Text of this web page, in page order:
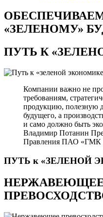
«ЗЕЛЕНОМУ»
ПУТЬ К
Компании важно не
требованиям,
продукцию, полезную
будущего, а
и само должно быть
Владимир Потанин
Правления ПАО «ГМК
ПУТЬ к «ЗЕЛЕНОЙ